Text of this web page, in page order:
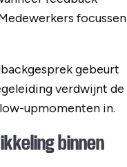
focussen
gebeurt
verdwijnt de
upmomenten in.
binnen